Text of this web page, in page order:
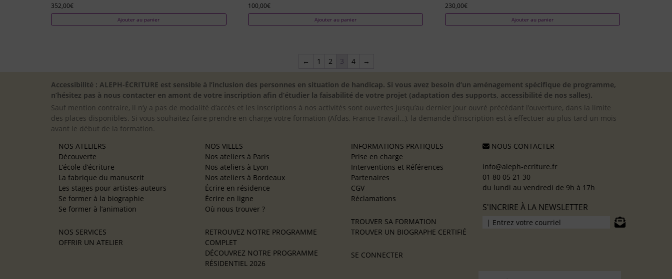
352,00€
Ajouter au panier
100,00€
Ajouter au panier
230,00€
Ajouter au panier
← 1 2 3 4 →
Accessibilité : ALEPH-ÉCRITURE est sensible à l’inclusion des personnes en situation de handicap. Si vous avez besoin d’un aménagement spécifique de programme,
n’hésitez pas à nous contacter en amont de votre inscription afin d’étudier la faisabilité de votre projet (adaptation des supports, accessibilité de nos salles).
Sauf mention contraire, il n’y a pas de modalité d’accès et les inscriptions à nos activités sont ouvertes jusqu’au dernier jour ouvré précédant l’ouverture, dans la limite
des places disponibles. Si vous souhaitez faire prendre en charge votre formation (Afdas, France Travail…), la demande d’inscription est à effectuer au plus tard un mois
avant le début de la formation.
NOS ATELIERS
Découverte
L’école d’écriture
La fabrique du manuscrit
Les stages pour artistes-auteurs
Se former à la biographie
Se former à l’animation
NOS SERVICES
OFFRIR UN ATELIER
NOS VILLES
Nos ateliers à Paris
Nos ateliers à Lyon
Nos ateliers à Bordeaux
Écrire en résidence
Écrire en ligne
Où nous trouver ?
RETROUVEZ NOTRE PROGRAMME
COMPLET
DÉCOUVREZ NOTRE PROGRAMME
RÉSIDENTIEL 2026
INFORMATIONS PRATIQUES
Prise en charge
Interventions et Références
Partenaires
CGV
Réclamations
TROUVER SA FORMATION
TROUVER UN BIOGRAPHE CERTIFIÉ
SE CONNECTER
NOUS CONTACTER
info@aleph-ecriture.fr
01 80 05 21 30
du lundi au vendredi de 9h à 17h
S'INCRIRE À LA NEWSLETTER